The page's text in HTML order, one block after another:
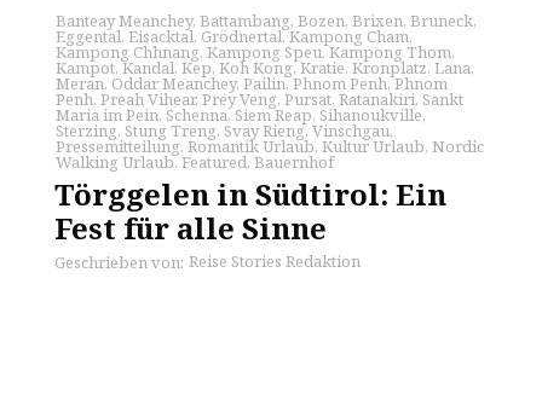
Banteay Meanchey, Battambang, Bozen, Brixen, Bruneck,
Eggental, Eisacktal, Grödnertal,Kampong Cham,
Kampong Chhnang, Kampong Speu,Kampong Thom,
Kampot,Kandal, Kep, Koh Kong,Kratie, Kronplatz, Lana,
Meran, Oddar Meanchey, Pailin,Phnom Penh,Phnom
Penh, Preah Vihear, Prey Veng, Pursat, Ratanakiri, Sankt
Maria im Pein, Schenna,Siem Reap, Sihanoukville,
Sterzing, Stung Treng, Svay Rieng, Vinschgau,
Pressemitteilung, Romantik Urlaub, Kultur Urlaub, Nordic
Walking Urlaub,Featured, Bauernhof
Törggelen in Südtirol: Ein
Fest für alle Sinne
Geschrieben von: Reise Stories Redaktion